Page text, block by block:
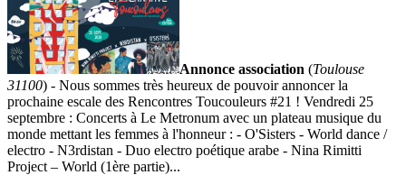
Annonce association (Toulouse
31100) - Nous sommes très heureux de pouvoir annoncer la
prochaine escale des Rencontres Toucouleurs #21 ! Vendredi 25
septembre : Concerts à Le Metronum avec un plateau musique du
monde mettant les femmes à l'honneur : - O'Sisters - World dance /
electro - N3rdistan - Duo electro poétique arabe - Nina Rimitti
Project – World (1ère partie)...